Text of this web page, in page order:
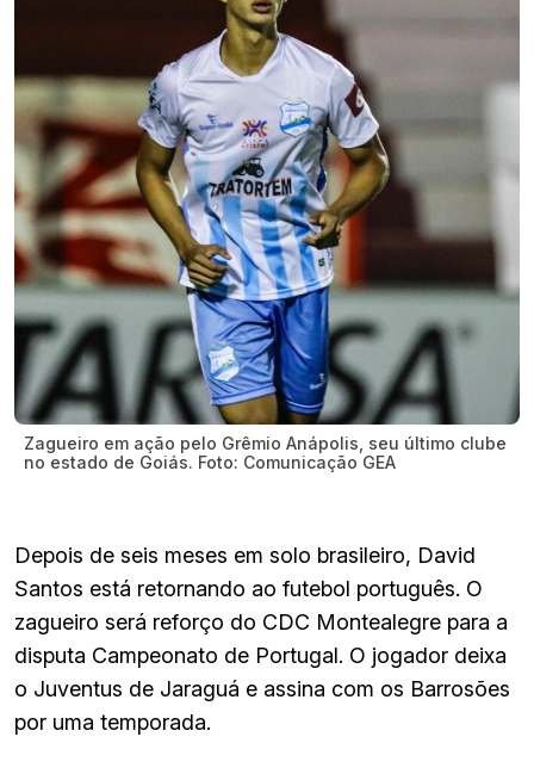
Zagueiro em ação pelo Grêmio Anápolis, seu último clube
no estado de Goiás. Foto: Comunicação GEA
Depois de seis meses em solo brasileiro, David
Santos está retornando ao futebol português. O
zagueiro será reforço do CDC Montealegre para a
disputa Campeonato de Portugal. O jogador deixa
o Juventus de Jaraguá e assina com os Barrosões
por uma temporada.